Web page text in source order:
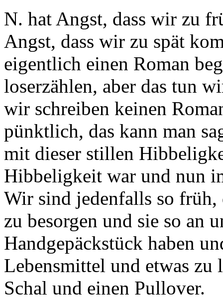
N. hat Angst, dass wir zu
Angst, dass wir zu spät
eigentlich einen Roman
loserzählen, aber das tun
wir schreiben keinen
pünktlich, das kann man
mit dieser stillen
Hibbeligkeit war und nun
Wir sind jedenfalls so früh,
zu besorgen und sie so an
Handgepäckstück haben
Lebensmittel und etwas
Schal und einen Pullover.